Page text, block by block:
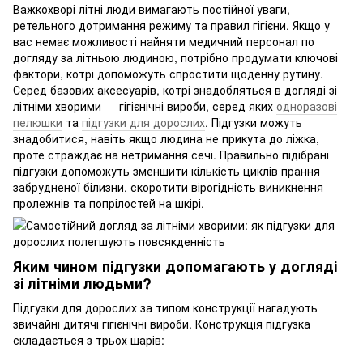
Важкохворі літні люди вимагають постійної уваги,
ретельного дотримання режиму та правил гігієни. Якщо у
вас немає можливості найняти медичний персонал по
догляду за літньою людиною, потрібно продумати ключові
фактори, котрі допоможуть спростити щоденну рутину.
Серед базових аксесуарів, котрі знадобляться в догляді зі
літніми хворими — гігієнічні вироби, серед яких одноразові
пелюшки та підгузки для дорослих. Підгузки можуть
знадобитися, навіть якщо людина не прикута до ліжка,
проте страждає на нетримання сечі. Правильно підібрані
підгузки допоможуть зменшити кількість циклів прання
забрудненої білизни, скоротити вірогідність виникнення
пролежнів та попрілостей на шкірі.
Яким чином підгузки допомагають у догляді
зі літніми людьми?
Підгузки для дорослих за типом конструкції нагадують
звичайні дитячі гігієнічні вироби. Конструкція підгузка
складається з трьох шарів: